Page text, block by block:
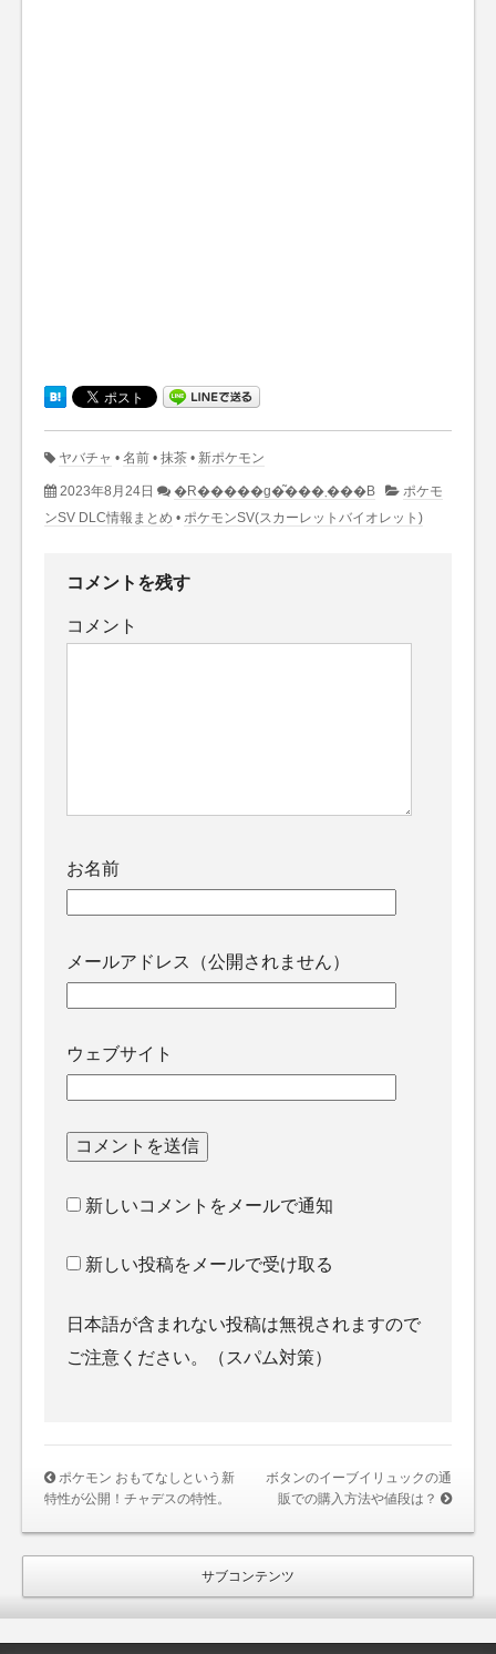
ヤバチャ • 名前 • 抹茶 • 新ポケモン
2023年8月24日 �R�����g�͂���܂���B
ポケモ
ンSV DLC情報まとめ • ポケモンSV(スカーレットバイオレット)
コメントを残す
コメント
お名前
メールアドレス（公開されません）
ウェブサイト
新しいコメントをメールで通知
新しい投稿をメールで受け取る
日本語が含まれない投稿は無視されますので
ご注意ください。（スパム対策）
ポケモン おもてなしという新
特性が公開！チャデスの特性。
ボタンのイーブイリュックの通
販での購入方法や値段は？
サブコンテンツ